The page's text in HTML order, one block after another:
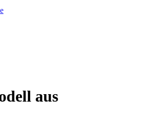
aus